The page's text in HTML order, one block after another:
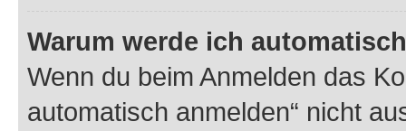
Warum werde ich
Wenn du beim Anmelden das
automatisch anmelden“ nicht